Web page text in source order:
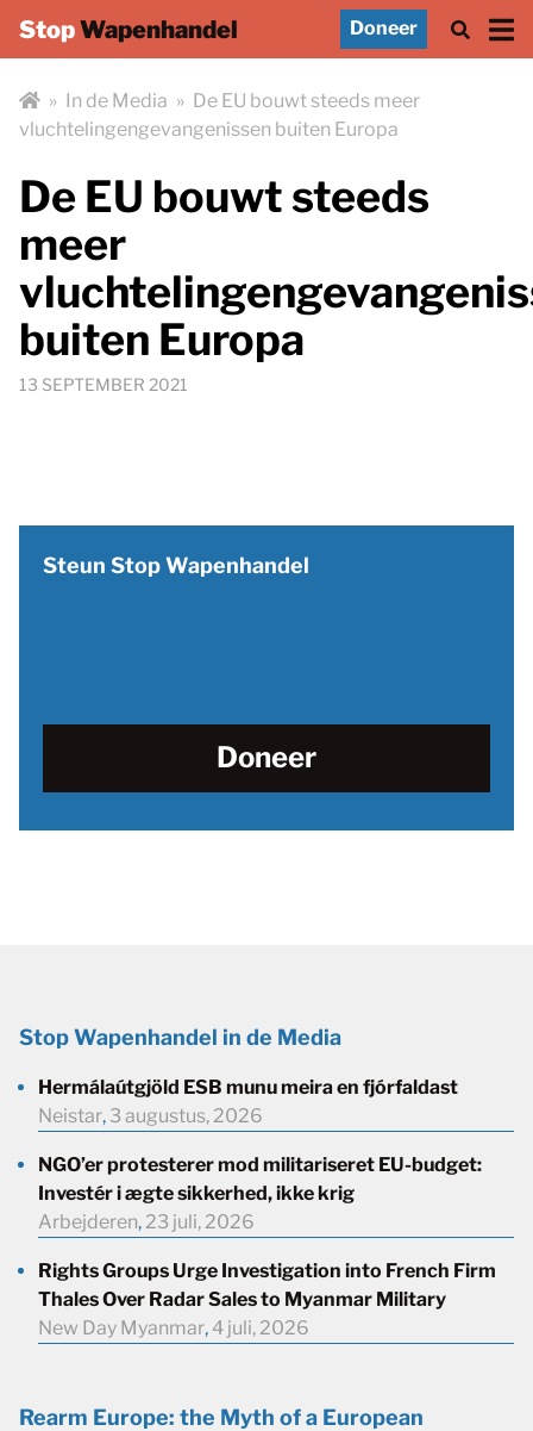
StopWapenhandel Doneer
» In de Media » De EU bouwt steeds meer
vluchtelingengevangenissen buiten Europa
De EU bouwt steeds
meer
buiten Europa
13 SEPTEMBER 2021
Steun Stop Wapenhandel
Doneer
Stop Wapenhandel in de Media
Hermálaútgjöld ESB munu meira en fjórfaldast
Neistar, 3 augustus, 2026
NGO’er protesterer mod militariseret EU-budget:
Investér i ægte sikkerhed, ikke krig
Arbejderen, 23 juli, 2026
Rights Groups Urge Investigation into French Firm
Thales Over Radar Sales to Myanmar Military
New Day Myanmar, 4 juli, 2026
Rearm Europe: the Myth of a European